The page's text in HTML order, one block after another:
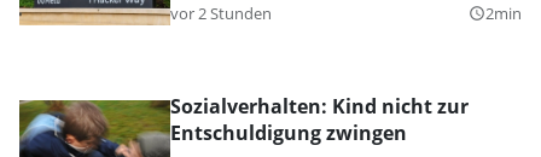
vor 2 Stunden query_builder2min
Sozialverhalten: Kind nicht zur
Entschuldigung zwingen